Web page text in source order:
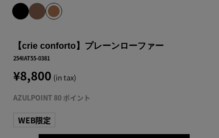
【crie conforto】プレーンローファー
254IAT55-0381
¥8,800 (in tax)
AZULPOINT 80 ポイント
WEB限定